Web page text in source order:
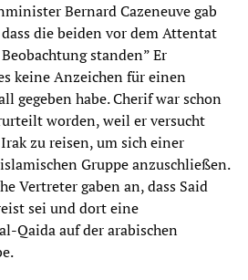
Bernard Cazeneuve gab
die beiden vor dem Attentat
standen” Er
keine Anzeichen für einen
gegeben habe. Cherif war schon
worden, weil er versucht
zu reisen, um sich einer
Gruppe anzuschließen.
Vertreter gaben an, dass Said
sei und dort eine
Qaida auf der arabischen